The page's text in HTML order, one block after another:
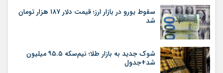
سقوط یورو در بازار ارز؛ قیمت دلار ۱۸۷ هزار تومان
شد
شوک جدید به بازار طلا؛ نیم‌سکه ۹۵.۵ میلیون
شد+جدول